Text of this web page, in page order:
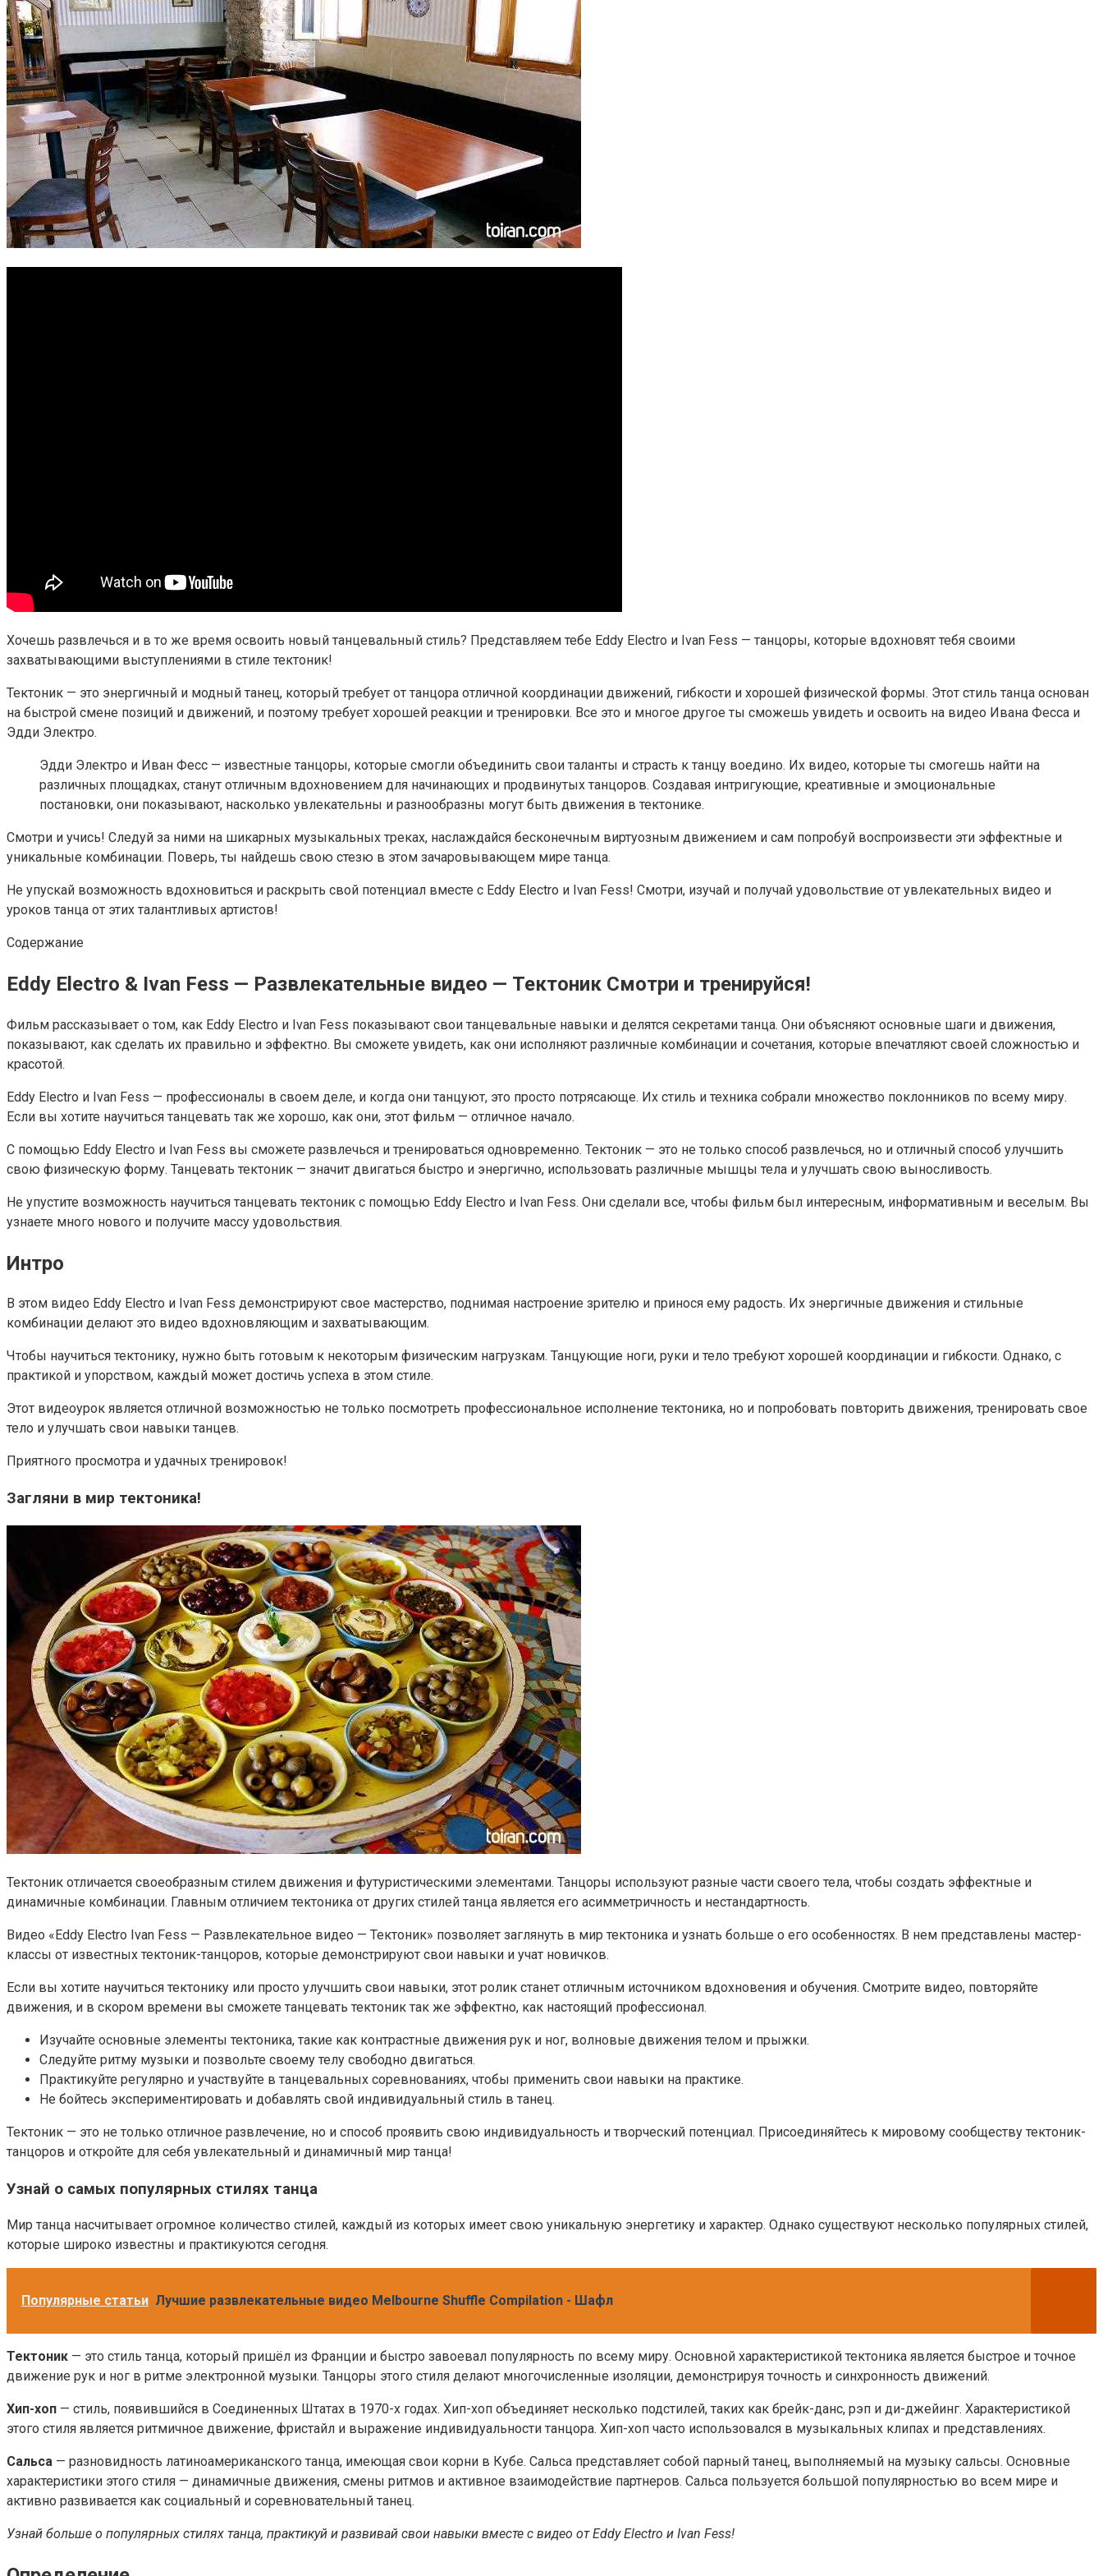
Хочешь развлечься и в то же время освоить новый танцевальный стиль? Представляем тебе Eddy Electro и Ivan Fess — танцоры, которые вдохновят тебя своими
захватывающими выступлениями в стиле тектоник!
Тектоник — это энергичный и модный танец, который требует от танцора отличной координации движений, гибкости и хорошей физической формы. Этот стиль танца основан
на быстрой смене позиций и движений, и поэтому требует хорошей реакции и тренировки. Все это и многое другое ты сможешь увидеть и освоить на видео Ивана Фесса и
Эдди Электро.
Эдди Электро и Иван Фесс — известные танцоры, которые смогли объединить свои таланты и страсть к танцу воедино. Их видео, которые ты смогешь найти на
различных площадках, станут отличным вдохновением для начинающих и продвинутых танцоров. Создавая интригующие, креативные и эмоциональные
постановки, они показывают, насколько увлекательны и разнообразны могут быть движения в тектонике.
Смотри и учись! Следуй за ними на шикарных музыкальных треках, наслаждайся бесконечным виртуозным движением и сам попробуй воспроизвести эти эффектные и
уникальные комбинации. Поверь, ты найдешь свою стезю в этом зачаровывающем мире танца.
Не упускай возможность вдохновиться и раскрыть свой потенциал вместе с Eddy Electro и Ivan Fess! Смотри, изучай и получай удовольствие от увлекательных видео и
уроков танца от этих талантливых артистов!
Содержание
Eddy Electro & Ivan Fess — Развлекательные видео — Тектоник Смотри и тренируйся!
Фильм рассказывает о том, как Eddy Electro и Ivan Fess показывают свои танцевальные навыки и делятся секретами танца. Они объясняют основные шаги и движения,
показывают, как сделать их правильно и эффектно. Вы сможете увидеть, как они исполняют различные комбинации и сочетания, которые впечатляют своей сложностью и
красотой.
Eddy Electro и Ivan Fess — профессионалы в своем деле, и когда они танцуют, это просто потрясающе. Их стиль и техника собрали множество поклонников по всему миру.
Если вы хотите научиться танцевать так же хорошо, как они, этот фильм — отличное начало.
С помощью Eddy Electro и Ivan Fess вы сможете развлечься и тренироваться одновременно. Тектоник — это не только способ развлечься, но и отличный способ улучшить
свою физическую форму. Танцевать тектоник — значит двигаться быстро и энергично, использовать различные мышцы тела и улучшать свою выносливость.
Не упустите возможность научиться танцевать тектоник с помощью Eddy Electro и Ivan Fess. Они сделали все, чтобы фильм был интересным, информативным и веселым. Вы
узнаете много нового и получите массу удовольствия.
Интро
В этом видео Eddy Electro и Ivan Fess демонстрируют свое мастерство, поднимая настроение зрителю и принося ему радость. Их энергичные движения и стильные
комбинации делают это видео вдохновляющим и захватывающим.
Чтобы научиться тектонику, нужно быть готовым к некоторым физическим нагрузкам. Танцующие ноги, руки и тело требуют хорошей координации и гибкости. Однако, с
практикой и упорством, каждый может достичь успеха в этом стиле.
Этот видеоурок является отличной возможностью не только посмотреть профессиональное исполнение тектоника, но и попробовать повторить движения, тренировать свое
тело и улучшать свои навыки танцев.
Приятного просмотра и удачных тренировок!
Загляни в мир тектоника!
Тектоник отличается своеобразным стилем движения и футуристическими элементами. Танцоры используют разные части своего тела, чтобы создать эффектные и
динамичные комбинации. Главным отличием тектоника от других стилей танца является его асимметричность и нестандартность.
Видео «Eddy Electro Ivan Fess — Развлекательное видео — Тектоник» позволяет заглянуть в мир тектоника и узнать больше о его особенностях. В нем представлены мастер-
классы от известных тектоник-танцоров, которые демонстрируют свои навыки и учат новичков.
Если вы хотите научиться тектонику или просто улучшить свои навыки, этот ролик станет отличным источником вдохновения и обучения. Смотрите видео, повторяйте
движения, и в скором времени вы сможете танцевать тектоник так же эффектно, как настоящий профессионал.
Изучайте основные элементы тектоника, такие как контрастные движения рук и ног, волновые движения телом и прыжки.
Следуйте ритму музыки и позвольте своему телу свободно двигаться.
Практикуйте регулярно и участвуйте в танцевальных соревнованиях, чтобы применить свои навыки на практике.
Не бойтесь экспериментировать и добавлять свой индивидуальный стиль в танец.
Тектоник — это не только отличное развлечение, но и способ проявить свою индивидуальность и творческий потенциал. Присоединяйтесь к мировому сообществу тектоник-
танцоров и откройте для себя увлекательный и динамичный мир танца!
Узнай о самых популярных стилях танца
Мир танца насчитывает огромное количество стилей, каждый из которых имеет свою уникальную энергетику и характер. Однако существуют несколько популярных стилей,
которые широко известны и практикуются сегодня.
Популярные статьи Лучшие развлекательные видео Melbourne Shuffle Compilation - Шафл
Тектоник — это стиль танца, который пришёл из Франции и быстро завоевал популярность по всему миру. Основной характеристикой тектоника является быстрое и точное
движение рук и ног в ритме электронной музыки. Танцоры этого стиля делают многочисленные изоляции, демонстрируя точность и синхронность движений.
Хип-хоп — стиль, появившийся в Соединенных Штатах в 1970-х годах. Хип-хоп объединяет несколько подстилей, таких как брейк-данс, рэп и ди-джейинг. Характеристикой
этого стиля является ритмичное движение, фристайл и выражение индивидуальности танцора. Хип-хоп часто использовался в музыкальных клипах и представлениях.
Сальса — разновидность латиноамериканского танца, имеющая свои корни в Кубе. Сальса представляет собой парный танец, выполняемый на музыку сальсы. Основные
характеристики этого стиля — динамичные движения, смены ритмов и активное взаимодействие партнеров. Сальса пользуется большой популярностью во всем мире и
активно развивается как социальный и соревновательный танец.
Узнай больше о популярных стилях танца, практикуй и развивай свои навыки вместе с видео от Eddy Electro и Ivan Fess!